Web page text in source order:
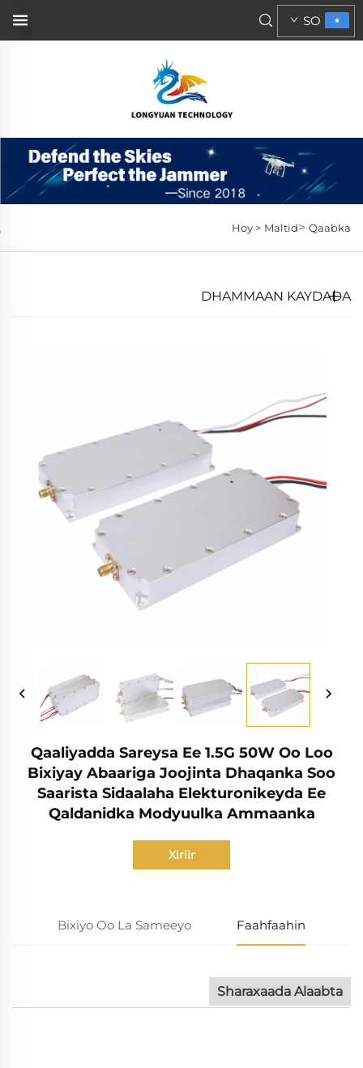
SO
Hoy > Maltid> Qaabka
DHAMMAAN KAYDADA
Qaaliyadda Sareysa Ee 1.5G 50W Oo Loo
Bixiyay Abaariga Joojinta Dhaqanka Soo
Saarista Sidaalaha Elekturonikeyda Ee
Qaldanidka Modyuulka Ammaanka
Xiriir
Faahfaahin
Bixiyo Oo La Sameeyo
Sharaxaada Alaabta